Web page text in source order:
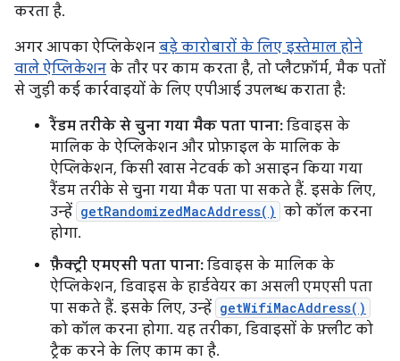
करता है.
अगर आपका ऐप्लिकेशन बड़े कारोबारों के लिए इस्तेमाल होने
वाले ऐप्लिकेशन के तौर पर काम करता है, तो प्लैटफ़ॉर्म, मैक पतों
से जुड़ी कई कार्रवाइयों के लिए एपीआई उपलब्ध कराता है:
रैंडम तरीके से चुना गया मैक पता पाना: डिवाइस के
मालिक के ऐप्लिकेशन और प्रोफ़ाइल के मालिक के
ऐप्लिकेशन, किसी खास नेटवर्क को असाइन किया गया
रैंडम तरीके से चुना गया मैक पता पा सकते हैं. इसके लिए,
उन्हें getRandomizedMacAddress() को कॉल करना
होगा.
फ़ैक्ट्री एमएसी पता पाना: डिवाइस के मालिक के
ऐप्लिकेशन, डिवाइस के हार्डवेयर का असली एमएसी पता
पा सकते हैं. इसके लिए, उन्हें getWifiMacAddress()
को कॉल करना होगा. यह तरीका, डिवाइसों के फ़्लीट को
ट्रैक करने के लिए काम का है.